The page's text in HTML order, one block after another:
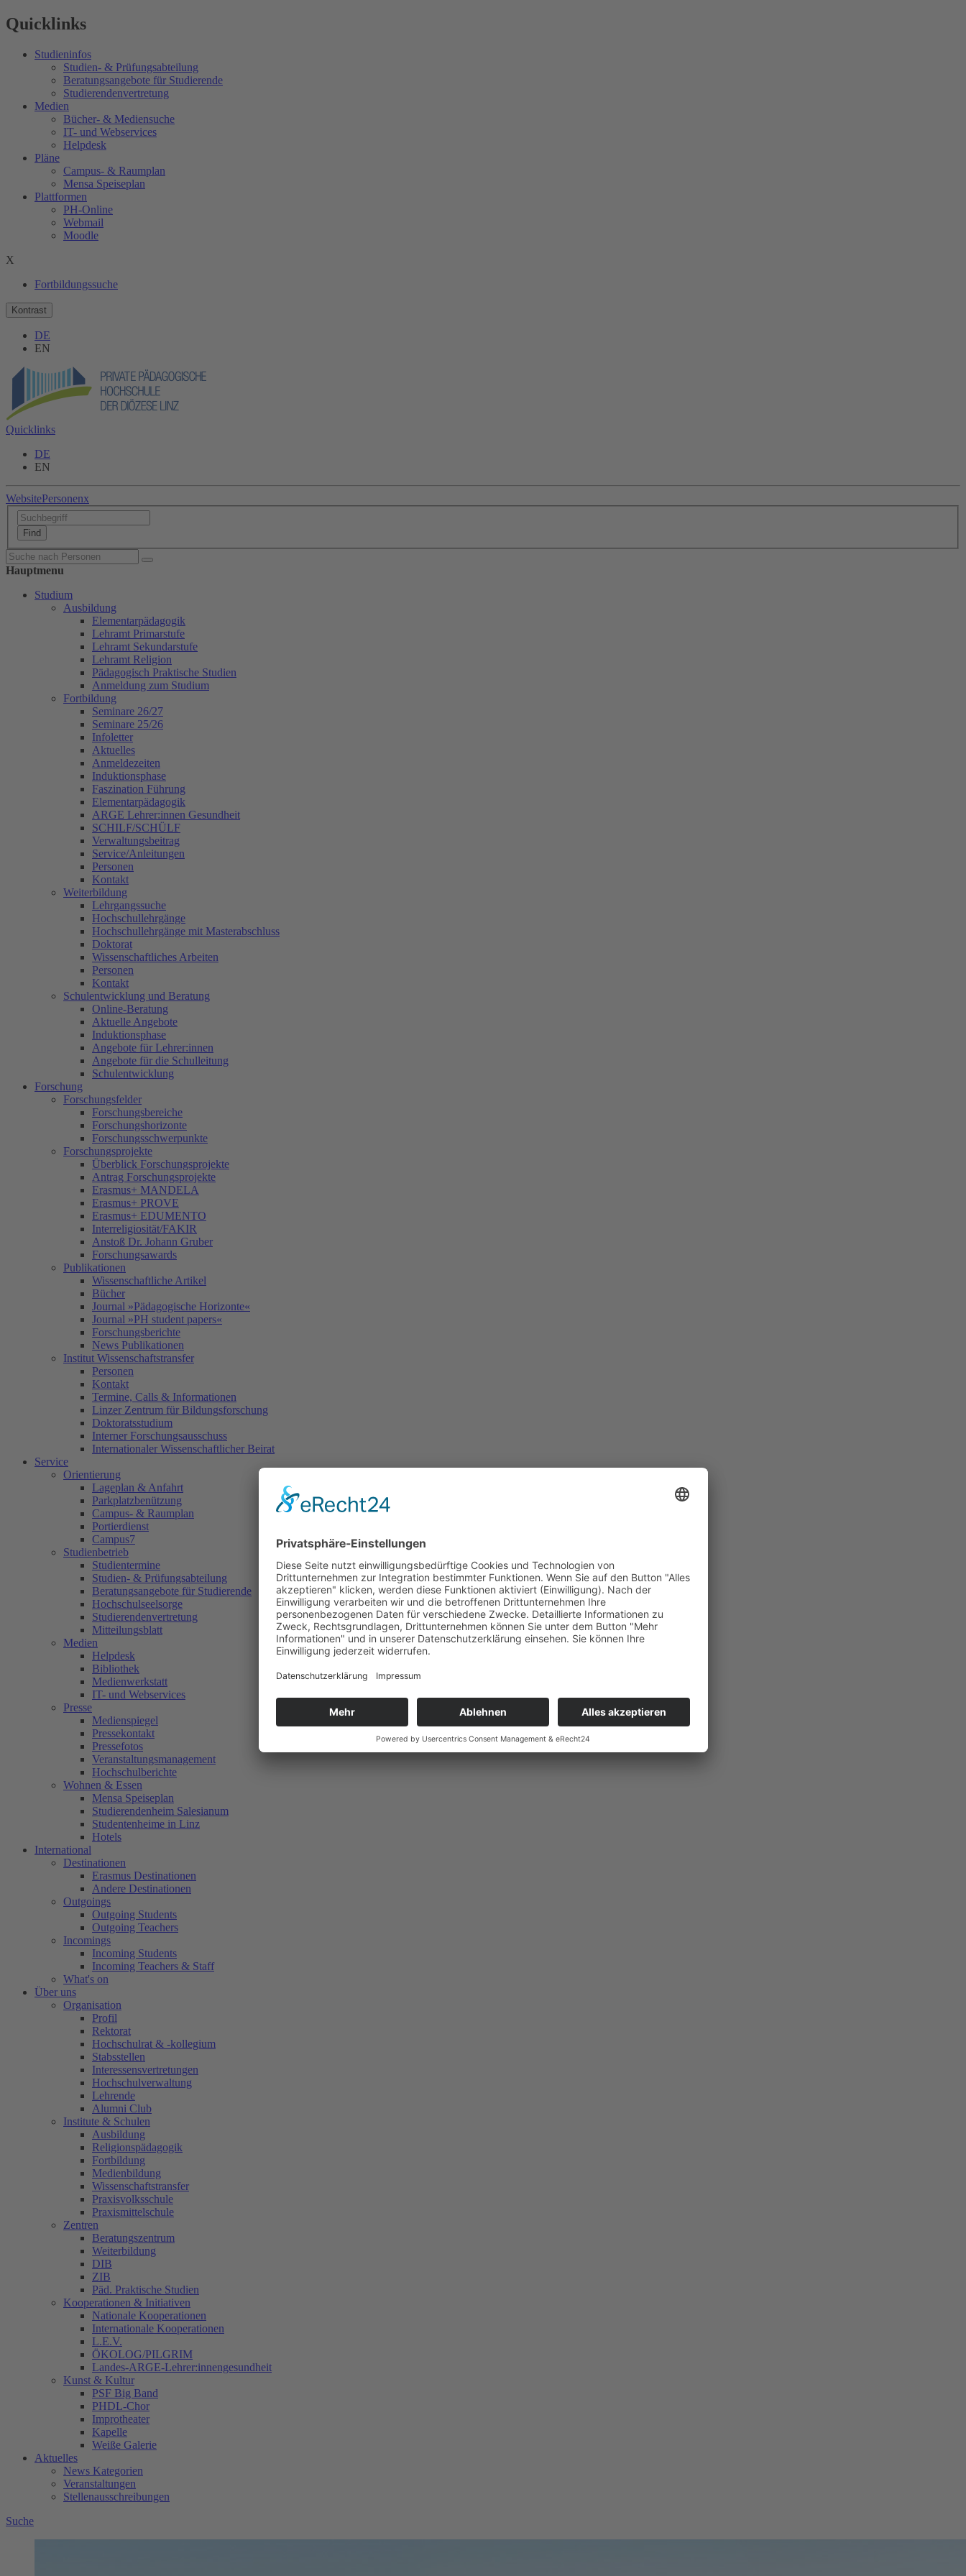
Quicklinks
Studieninfos
Studien- & Prüfungsabteilung
Beratungsangebote für Studierende
Studierendenvertretung
Medien
Bücher- & Mediensuche
IT- und Webservices
Helpdesk
Pläne
Campus- & Raumplan
Mensa Speiseplan
Plattformen
PH-Online
Webmail
Moodle
X
Fortbildungssuche
Kontrast
DE
EN
Quicklinks
DE
EN
WebsitePersonenx
Hauptmenu
Studium
Ausbildung
Elementarpädagogik
Lehramt Primarstufe
Lehramt Sekundarstufe
Lehramt Religion
Pädagogisch Praktische Studien
Anmeldung zum Studium
Fortbildung
Seminare 26/27
Seminare 25/26
Infoletter
Aktuelles
Anmeldezeiten
Induktionsphase
Faszination Führung
Elementarpädagogik
ARGE Lehrer:innen Gesundheit
SCHILF/SCHÜLF
Verwaltungsbeitrag
Service/Anleitungen
Personen
Kontakt
Weiterbildung
Lehrgangssuche
Hochschullehrgänge
Hochschullehrgänge mit Masterabschluss
Doktorat
Wissenschaftliches Arbeiten
Personen
Kontakt
Schulentwicklung und Beratung
Online-Beratung
Aktuelle Angebote
Induktionsphase
Angebote für Lehrer:innen
Angebote für die Schulleitung
Schulentwicklung
Forschung
Forschungsfelder
Forschungsbereiche
Forschungshorizonte
Forschungsschwerpunkte
Forschungsprojekte
Überblick Forschungsprojekte
Antrag Forschungsprojekte
Erasmus+ MANDELA
Erasmus+ PROVE
Erasmus+ EDUMENTO
Interreligiosität/FAKIR
Anstoß Dr. Johann Gruber
Forschungsawards
Publikationen
Wissenschaftliche Artikel
Bücher
Journal »Pädagogische Horizonte«
Journal »PH student papers«
Forschungsberichte
News Publikationen
Institut Wissenschaftstransfer
Personen
Kontakt
Termine, Calls & Informationen
Linzer Zentrum für Bildungsforschung
Doktoratsstudium
Interner Forschungsausschuss
Internationaler Wissenschaftlicher Beirat
Service
Orientierung
Lageplan & Anfahrt
Parkplatzbenützung
Campus- & Raumplan
Portierdienst
Campus7
Studienbetrieb
Studientermine
Studien- & Prüfungsabteilung
Beratungsangebote für Studierende
Hochschulseelsorge
Studierendenvertretung
Mitteilungsblatt
Medien
Helpdesk
Bibliothek
Medienwerkstatt
IT- und Webservices
Presse
Medienspiegel
Pressekontakt
Pressefotos
Veranstaltungsmanagement
Hochschulberichte
Wohnen & Essen
Mensa Speiseplan
Studierendenheim Salesianum
Studentenheime in Linz
Hotels
International
Destinationen
Erasmus Destinationen
Andere Destinationen
Outgoings
Outgoing Students
Outgoing Teachers
Incomings
Incoming Students
Incoming Teachers & Staff
What's on
Über uns
Organisation
Profil
Rektorat
Hochschulrat & -kollegium
Stabsstellen
Interessensvertretungen
Hochschulverwaltung
Lehrende
Alumni Club
Institute & Schulen
Ausbildung
Religionspädagogik
Fortbildung
Medienbildung
Wissenschaftstransfer
Praxisvolksschule
Praxismittelschule
Zentren
Beratungszentrum
Weiterbildung
DIB
ZIB
Päd. Praktische Studien
Kooperationen & Initiativen
Nationale Kooperationen
Internationale Kooperationen
L.E.V.
ÖKOLOG/PILGRIM
Landes-ARGE-Lehrer:innengesundheit
Kunst & Kultur
PSF Big Band
PHDL-Chor
Improtheater
Kapelle
Weiße Galerie
Aktuelles
News Kategorien
Veranstaltungen
Stellenausschreibungen
Suche